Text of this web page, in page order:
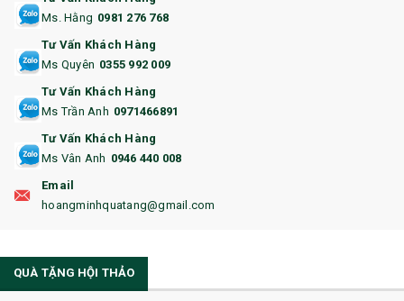
14. HỘP/VÍ ĐỰNG NAMECARD
15. BỘ BẤM MÓNG
16. BAO HỘ CHIẾU
18. ẤM CHÉN QUÀ TẶNG
19. ĐỒNG HỒ TREO TƯỜNG
22. ĐỒNG HỒ ĐỂ BÀN
Ms. Hằng 0981 276 768
Tư Vấn Khách Hàng
Ms Quyên 0355 992 009
Tư Vấn Khách Hàng
Ms Trần Anh 0971466891
Tư Vấn Khách Hàng
Ms Vân Anh 0946 440 008
Email
hoangminhquatang@gmail.com
QUÀ TẶNG HỘI THẢO